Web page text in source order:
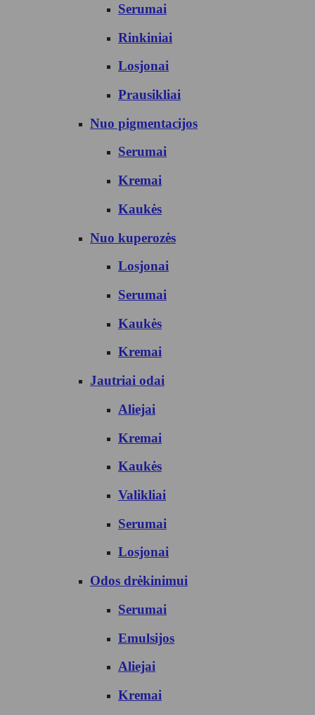
Serumai
Rinkiniai
Losjonai
Prausikliai
Nuo pigmentacijos
Serumai
Kremai
Kaukės
Nuo kuperozės
Losjonai
Serumai
Kaukės
Kremai
Jautriai odai
Aliejai
Kremai
Kaukės
Valikliai
Serumai
Losjonai
Odos drėkinimui
Serumai
Emulsijos
Aliejai
Kremai